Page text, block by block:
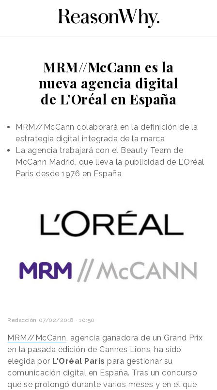
MRM//McCann es la
nueva agencia digital
de L’Oréal en España
MRM//McCann colaborará en la definición de la
estrategia digital integrada de la marca
La agencia trabajará con el Beauty Team de
McCann Madrid, que lleva la publicidad de L’Oréal
Paris desde 1976 en España
Redacción 07/02/2018 · 10:50
MRM//McCann, agencia ganadora de un Grand Prix
en la pasada edición de Cannes Lions, ha sido
elegida por L'Oréal Paris para gestionar su
comunicación digital en España. Tras un concurso
que se prolongó durante varios meses y en el que